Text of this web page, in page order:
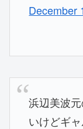
December
浜辺美波
いけどギ